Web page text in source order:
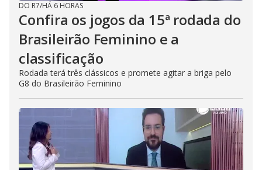
DO R7/HÁ 6 HORAS
Confira os jogos da 15ª rodada do
Brasileirão Feminino e a
classificação
Rodada terá três clássicos e promete agitar a briga pelo
G8 do Brasileirão Feminino